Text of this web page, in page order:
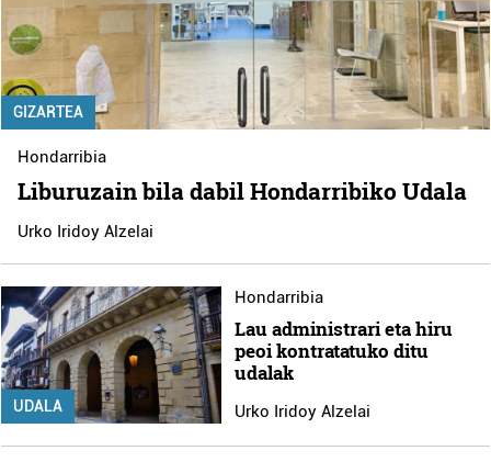
GIZARTEA
Hondarribia
Liburuzain bila dabil Hondarribiko Udala
Urko Iridoy Alzelai
UDALA
Hondarribia
Lau administrari eta hiru
peoi kontratatuko ditu
udalak
Urko Iridoy Alzelai